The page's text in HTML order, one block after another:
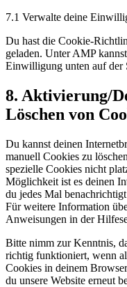
7.1 Verwalte deine
Du hast die Cookie-
geladen. Unter AMP
Einwilligung unten auf der
8. Aktivierung/
Löschen von
Du kannst deinen
manuell Cookies zu
spezielle Cookies nicht
Möglichkeit ist es deinen
du jedes Mal
Für weitere Information
Anweisungen in der
Bitte nimm zur Kenntnis,
richtig funktioniert, wenn
Cookies in deinem
du unsere Website erneut